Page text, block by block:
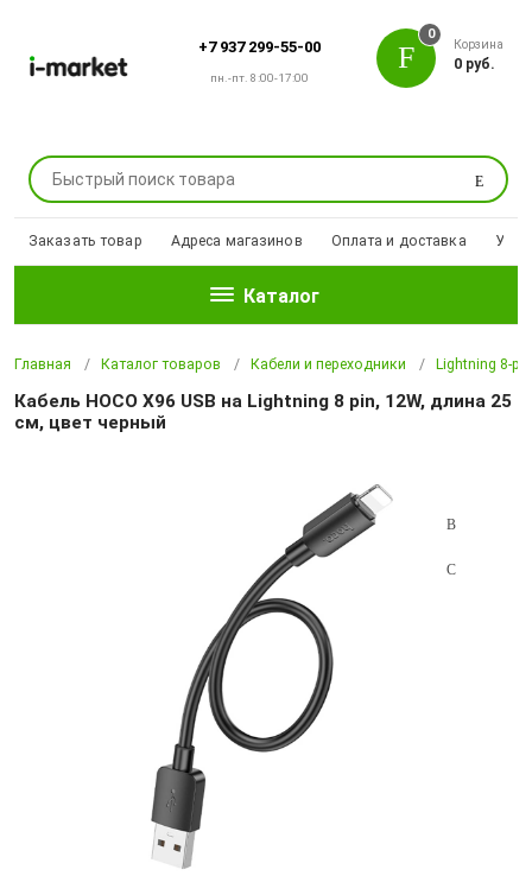
+7 937 299-55-00
пн.-пт. 8:00-17:00
Поиск
0
Корзина
0 руб.
Заказать товар Адреса магазинов Оплата и доставка
Каталог
Главная Каталог товаров Кабели и переходники Lightning 8-pin
Кабель HOCO X96 USB на Lightning 8 pin, 12W, длина 25
cм, цвет черный